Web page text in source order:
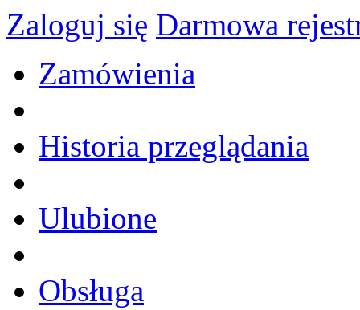
Zaloguj się Darmowa
Zamówienia
Historia przeglądania
Ulubione
Obsługa